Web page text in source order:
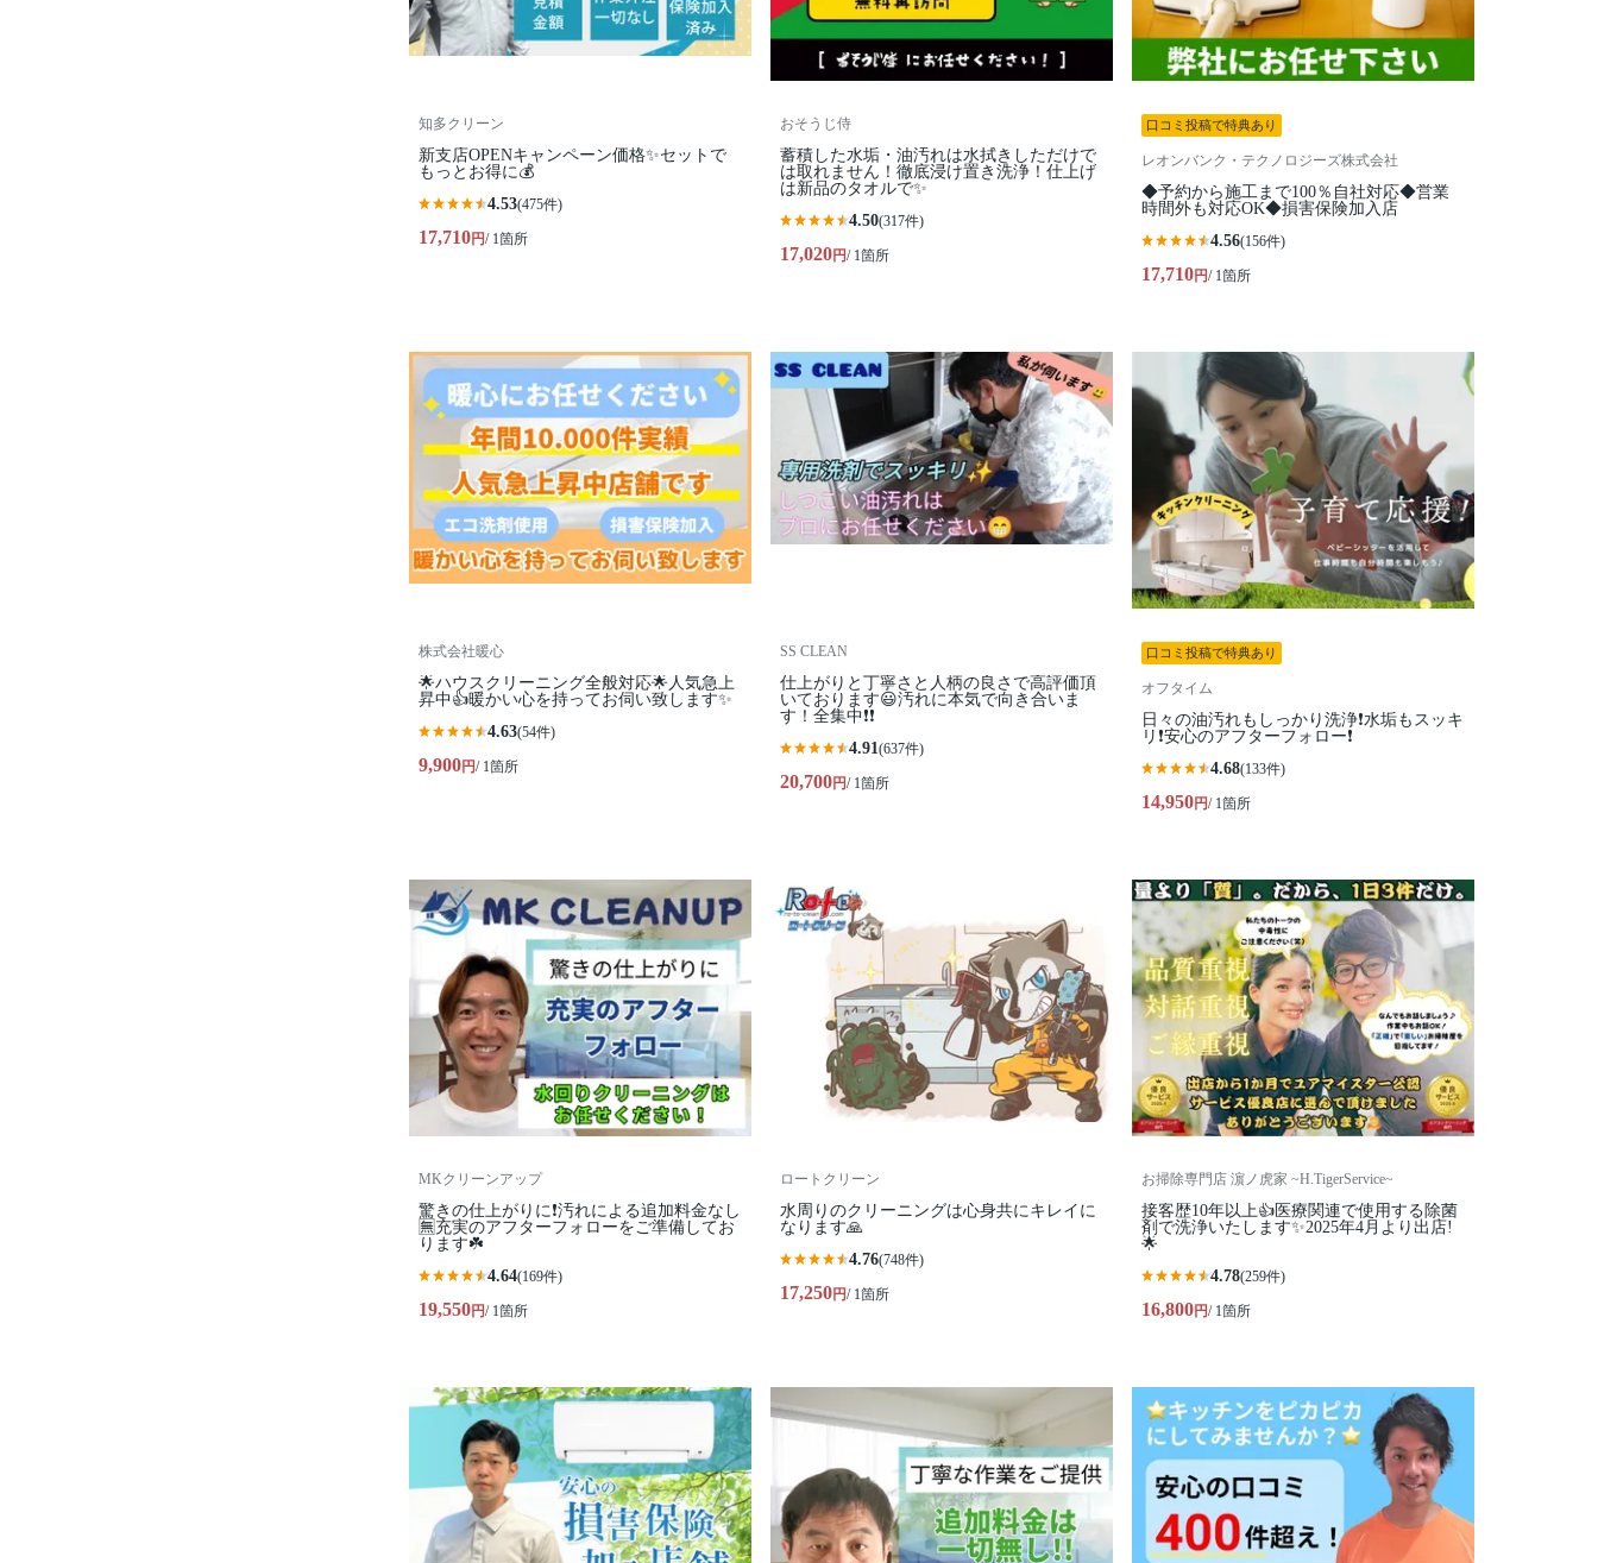
知多クリーン
新支店OPENキャンペーン価格✨セットで
もっとお得に💰
4.53(475件)
17,710円/ 1箇所
おそうじ侍
蓄積した水垢・油汚れは水拭きしただけで
は取れません！徹底浸け置き洗浄！仕上げ
は新品のタオルで✨
4.50(317件)
17,020円/ 1箇所
口コミ投稿で特典あり
レオンバンク・テクノロジーズ株式会社
◆予約から施工まで100％自社対応◆営業
時間外も対応OK◆損害保険加入店
4.56(156件)
17,710円/ 1箇所
株式会社暖心
🌟ハウスクリーニング全般対応🌟人気急上
昇中👍暖かい心を持ってお伺い致します✨
4.63(54件)
9,900円/ 1箇所
SS CLEAN
仕上がりと丁寧さと人柄の良さで高評価頂
いております😃汚れに本気で向き合いま
す！全集中❗️❗️
4.91(637件)
20,700円/ 1箇所
口コミ投稿で特典あり
オフタイム
日々の油汚れもしっかり洗浄❗️水垢もスッキ
リ❗️安心のアフターフォロー❗️
4.68(133件)
14,950円/ 1箇所
MKクリーンアップ
驚きの仕上がりに❗️汚れによる追加料金なし
🈚️充実のアフターフォローをご準備してお
ります☘️
4.64(169件)
19,550円/ 1箇所
ロートクリーン
水周りのクリーニングは心身共にキレイに
なります🙏
4.76(748件)
17,250円/ 1箇所
お掃除専門店 濵ノ虎家 ~H.TigerService~
接客歴10年以上👍医療関連で使用する除菌
剤で洗浄いたします✨2025年4月より出店!
🌟
4.78(259件)
16,800円/ 1箇所